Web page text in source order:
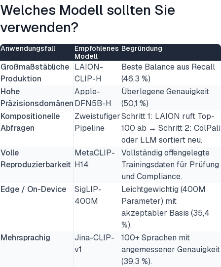
Welches Modell sollten Sie
verwenden?
Anwendungsfall
Empfohlenes
Modell
Begründung
Großmaßstäbliche
Produktion
LAION-
CLIP-H
Beste Balance aus Recall
(46,3 %)
Hohe
Präzisionsdomänen
Apple-
DFN5B-H
Überlegene Genauigkeit
(50,1 %)
Kompositionelle
Abfragen
Zweistufiger
Pipeline
Schritt 1: LAION ruft Top-
100 ab → Schritt 2: ColPali
oder LLM sortiert neu.
Volle
Reproduzierbarkeit
MetaCLIP-
H14
Vollständig offengelegte
Trainingsdaten für Prüfung
und Compliance.
Edge / On-Device
SigLIP-
400M
Leichtgewichtig (400M
Parameter) mit
akzeptabler Basis (35,4
%).
Mehrsprachig
Jina-CLIP-
v1
100+ Sprachen mit
angemessener Genauigkeit
(39,3 %).